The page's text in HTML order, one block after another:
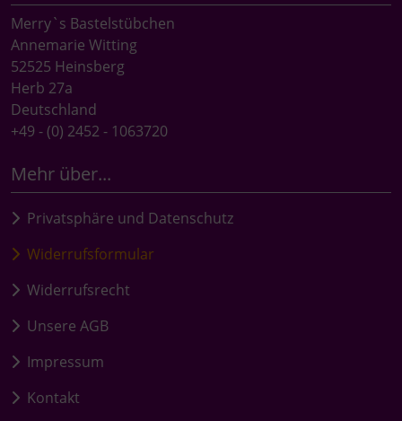
Merry`s Bastelstübchen
Annemarie Witting
52525 Heinsberg
Herb 27a
Deutschland
+49 - (0) 2452 - 1063720
Mehr über...
Privatsphäre und Datenschutz
Widerrufsformular
Widerrufsrecht
Unsere AGB
Impressum
Kontakt